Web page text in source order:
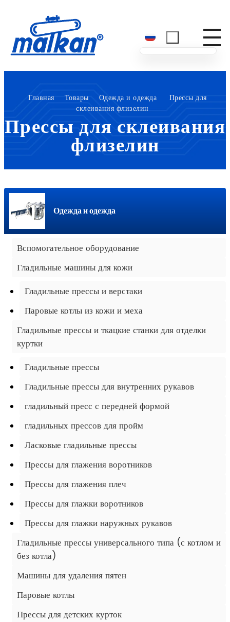
Малкан; с 1971 года
Главная Товары Одежда и одежда
Прессы для
склеивания флизелин
Прессы для склеивания
флизелин
Одежда и одежда
Вспомогательное оборудование
Гладильные машины для кожи
Гладильные прессы и верстаки
Паровые котлы из кожи и меха
Гладильные прессы и ткацкие станки для отделки
куртки
Гладильные прессы
Гладильные прессы для внутренних рукавов
гладильный пресс с передней формой
гладильных прессов для пройм
Ласковые гладильные прессы
Прессы для глажения воротников
Прессы для глажения плеч
Прессы для глажки воротников
Прессы для глажки наружных рукавов
Гладильные прессы универсального типа (с котлом и
без котла)
Машины для удаления пятен
Паровые котлы
Прессы для детских курток